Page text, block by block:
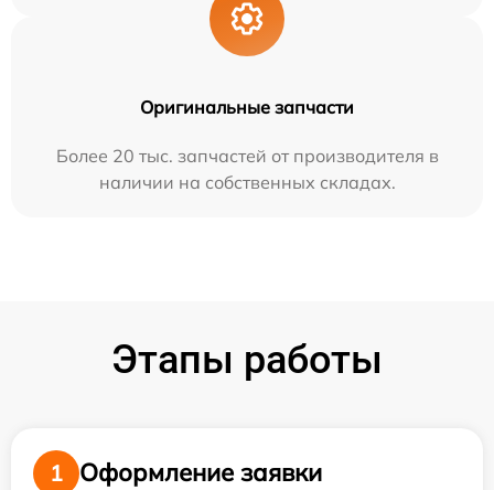
Оригинальные запчасти
Более 20 тыс. запчастей от производителя в
наличии на собственных складах.
Этапы работы
1
Оформление заявки